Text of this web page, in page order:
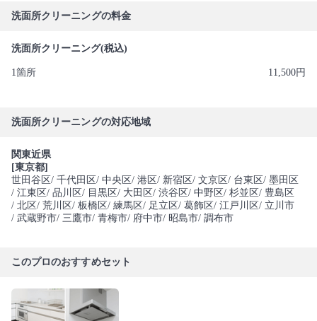
洗面所クリーニングの料金
洗面所クリーニング(税込)
1箇所 11,500円
洗面所クリーニングの対応地域
関東近県
[東京都]
世田谷区/ 千代田区/ 中央区/ 港区/ 新宿区/ 文京区/ 台東区/ 墨田区
/ 江東区/ 品川区/ 目黒区/ 大田区/ 渋谷区/ 中野区/ 杉並区/ 豊島区
/ 北区/ 荒川区/ 板橋区/ 練馬区/ 足立区/ 葛飾区/ 江戸川区/ 立川市
/ 武蔵野市/ 三鷹市/ 青梅市/ 府中市/ 昭島市/ 調布市
このプロのおすすめセット